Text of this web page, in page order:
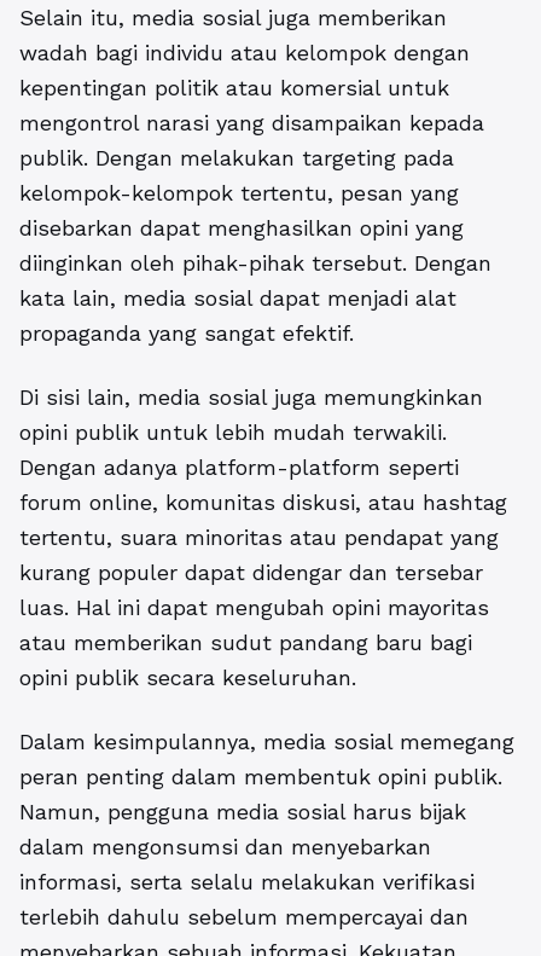
Selain itu, media sosial juga memberikan
wadah bagi individu atau kelompok dengan
kepentingan politik atau komersial untuk
mengontrol narasi yang disampaikan kepada
publik. Dengan melakukan targeting pada
kelompok-kelompok tertentu, pesan yang
disebarkan dapat menghasilkan opini yang
diinginkan oleh pihak-pihak tersebut. Dengan
kata lain, media sosial dapat menjadi alat
propaganda yang sangat efektif.
Di sisi lain, media sosial juga memungkinkan
opini publik untuk lebih mudah terwakili.
Dengan adanya platform-platform seperti
forum online, komunitas diskusi, atau hashtag
tertentu, suara minoritas atau pendapat yang
kurang populer dapat didengar dan tersebar
luas. Hal ini dapat mengubah opini mayoritas
atau memberikan sudut pandang baru bagi
opini publik secara keseluruhan.
Dalam kesimpulannya, media sosial memegang
peran penting dalam membentuk opini publik.
Namun, pengguna media sosial harus bijak
dalam mengonsumsi dan menyebarkan
informasi, serta selalu melakukan verifikasi
terlebih dahulu sebelum mempercayai dan